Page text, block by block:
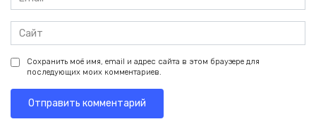
*
Сайт
Сохранить моё имя, email и адрес сайта в этом браузере для
последующих моих комментариев.